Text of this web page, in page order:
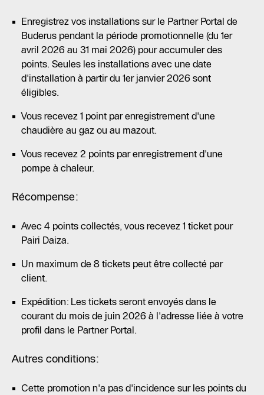
Enregistrez vos installations sur le Partner Portal de
Buderus pendant la période promotionnelle (du 1er
avril 2026 au 31 mai 2026) pour accumuler des
points. Seules les installations avec une date
d'installation à partir du 1er janvier 2026 sont
éligibles.
Vous recevez 1 point par enregistrement d'une
chaudière au gaz ou au mazout.
Vous recevez 2 points par enregistrement d'une
pompe à chaleur.
Récompense:
Avec 4 points collectés, vous recevez 1 ticket pour
Pairi Daiza.
Un maximum de 8 tickets peut être collecté par
client.
Expédition: Les tickets seront envoyés dans le
courant du mois de juin 2026 à l'adresse liée à votre
profil dans le Partner Portal.
Autres conditions:
Cette promotion n'a pas d'incidence sur les points du